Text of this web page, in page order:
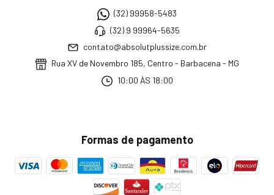
(32) 99958-5483
(32) 9 99964-5635
contato@absolutplussize.com.br
Rua XV de Novembro 185, Centro - Barbacena - MG
10:00 ÀS 18:00
Formas de pagamento